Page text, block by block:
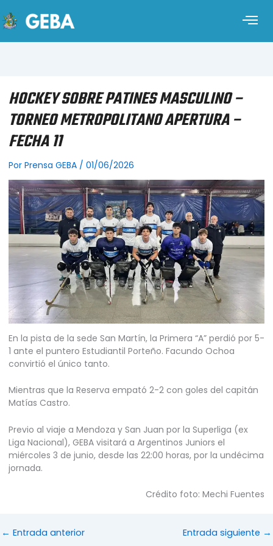
HOCKEY SOBRE PATINES MASCULINO –
TORNEO METROPOLITANO APERTURA –
FECHA 11
Por Prensa GEBA / 01/06/2026
En la pista de la sede San Martín, la Primera “A” perdió por 5-
1 ante el puntero Estudiantil Porteño. Facundo Ochoa
convirtió el único tanto.
Mientras que la Reserva empató 2-2 con goles del capitán
Matías Castro.
Previo al viaje a Mendoza y San Juan por la Superliga (ex
Liga Nacional), GEBA visitará a Argentinos Juniors el
miércoles 3 de junio, desde las 22:00 horas, por la undécima
jornada.
Crédito foto: Mechi Fuentes
← Entrada anterior Entrada siguiente →